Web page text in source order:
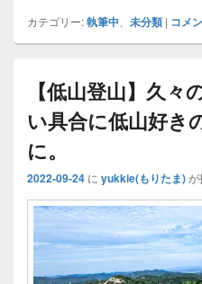
込
み
カテゴリー:執筆中 未分類 | コメ
【低山登山】久
い具合に低山好き
に。
2022-09-24 に yukkie(もりたま)が